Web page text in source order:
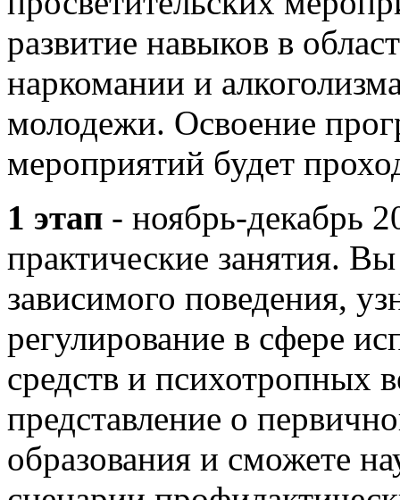
развитие навыков в
наркомании и
молодежи. Освоение
мероприятий будет
1 этап - ноябрь-декабрь
практические занятия.
зависимого поведения,
регулирование в сфере
средств и психотропных
представление о
образования и сможете